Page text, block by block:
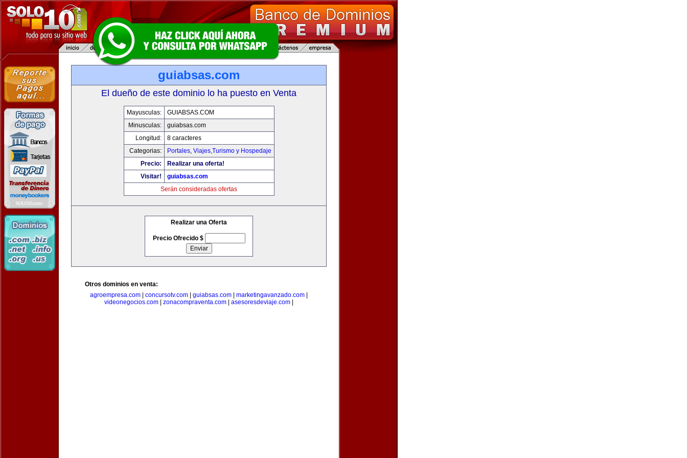
guiabsas.com
El dueño de este dominio lo ha puesto en Venta
Mayusculas:
GUIABSAS.COM
Minusculas:
guiabsas.com
Longitud:
8 caracteres
Categorias:
Portales, Viajes,Turismo y Hospedaje
Precio:
Realizar una oferta!
Visitar!
guiabsas.com
Serán consideradas ofertas
Realizar una Oferta
Precio Ofrecido $
Otros dominios en venta:
agroempresa.com
concursotv.com guiabsas.com marketingavanzado.com
videonegocios.com
zonacompraventa.com asesoresdeviaje.com